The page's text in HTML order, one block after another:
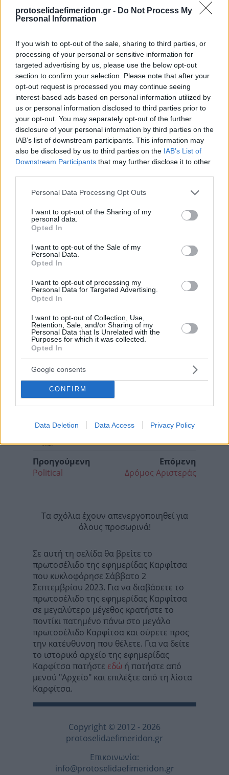
protoselidaefimeridon.gr - Do Not Process My
Personal Information
If you wish to opt-out of the sale, sharing to third parties, or
processing of your personal or sensitive information for
targeted advertising by us, please use the below opt-out
section to confirm your selection. Please note that after your
opt-out request is processed you may continue seeing
interest-based ads based on personal information utilized by
us or personal information disclosed to third parties prior to
your opt-out. You may separately opt-out of the further
disclosure of your personal information by third parties on the
IAB’s list of downstream participants. This information may
also be disclosed by us to third parties on the IAB’s List of
Downstream Participants that may further disclose it to other
Please note that this website/app uses one or more Google
not limited to your visit or usage behaviour. You may click to
grant or deny consent to Google and its third-party tags to
use your data for below specified purposes in below Google
consent section.
Personal Data Processing Opt Outs
I want to opt-out of the Sharing of my
personal data.
Opted In
I want to opt-out of the Sale of my
Personal Data.
Opted In
I want to opt-out of processing my
Personal Data for Targeted Advertising.
Opted In
I want to opt-out of Collection, Use,
Retention, Sale, and/or Sharing of my
Personal Data that Is Unrelated with the
Purposes for which it was collected.
Opted In
Google consents
CONFIRM
Data Deletion Data Access Privacy Policy
Κοινοποιήστε
Οπισθόφυλλο εφημερίδας Καρφίτσα
Προηγούμενη
Political
Επόμενη
Δρόμος Αριστεράς
Τα σχόλια έχουν απενεργοποιηθεί για
όλους προσωρινά!
Σε αυτή τη σελίδα θα βρείτε το
πρωτοσέλιδο της εφημερίδας Καρφίτσα
που κυκλοφόρησε Σάββατο 2
Σεπτεμβρίου 2023. Για να διαβάσετε το
πρωτοσέλιδο της εφημερίδας Καρφίτσα
σε μεγαλύτερο μέγεθος κρατήστε το
ποντίκι πατημένο πάνω στο μεγάλο
πρωτοσέλιδο Καρφίτσα και σύρετε προς
την κατέυθυνση που θέλετε. Για να δείτε
το ιστορικό αρχείο της εφημερίδας
Καρφίτσα πατήστε εδώ ή πατήστε από
μενού "Αρχείο" και επιλέξτε από τη λίστα
Καρφίτσα.
Copyright © 2012 - 2026
protoselidaefimeridon.gr
Επικοινωνία:
info@protoselidaefimeridon.gr